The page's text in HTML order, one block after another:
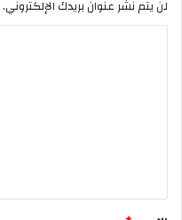
لن يتم نشر عنوان بريدك الإلكتروني.